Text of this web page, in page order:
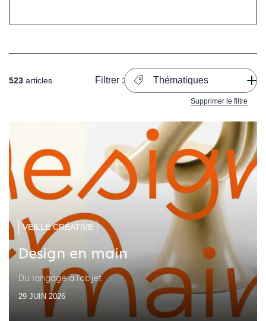
523 articles Filtrer : Thématiques
Supprimer le filtre
VEILLE CRÉATIVE
Design en main
Du langage à l'objet
29 JUIN 2026